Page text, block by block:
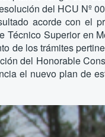
del HCU Nº
acorde con el
Técnico Superior en
de los trámites
del Honorable
el nuevo plan de